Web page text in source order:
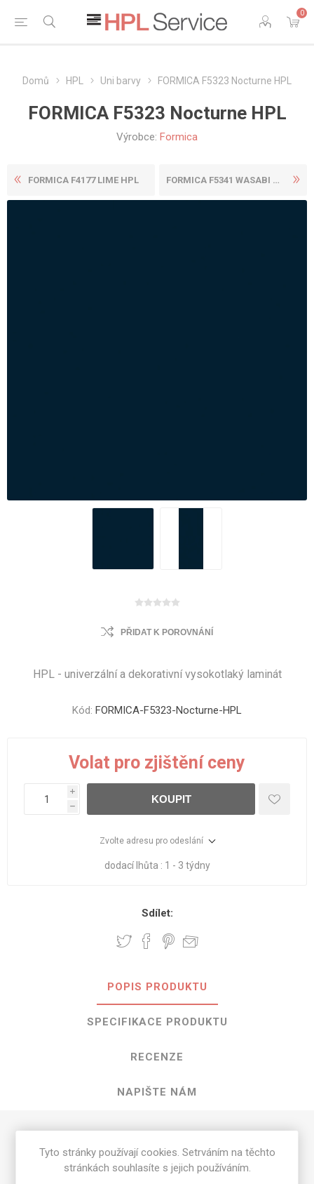
0
Domů HPL Uni barvy FORMICA F5323 Nocturne HPL
FORMICA F5323 Nocturne HPL
Výrobce: Formica
FORMICA F4177 LIME HPL FORMICA F5341 WASABI HPL
PŘIDAT K POROVNÁNÍ
HPL - univerzální a dekorativní vysokotlaký laminát
Kód: FORMICA-F5323-Nocturne-HPL
Volat pro zjištění ceny
i
h
KOUPIT
Zvolte adresu pro odeslání
dodací lhůta : 1 - 3 týdny
Sdílet:
POPIS PRODUKTU
SPECIFIKACE PRODUKTU
RECENZE
NAPIŠTE NÁM
1300 mm
Tyto stránky používají cookies. Setrváním na těchto
stránkách souhlasíte s jejich používáním.